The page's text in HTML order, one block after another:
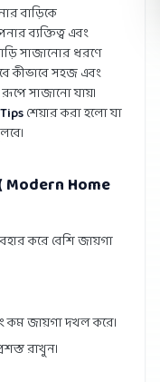
বাড়িকে
ব্যক্তিত্ব এবং
সাজানোর ধরণে
কীভাবে সহজ এবং
সাজানো যায়।
শেয়ার করা হলো যা
Modern Home
করে বেশি জায়গা
কম জায়গা দখল করে।
রাখুন।